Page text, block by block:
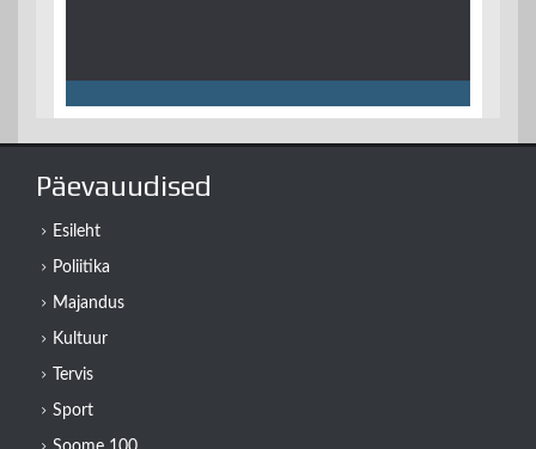
Päevauudised
Esileht
Poliitika
Majandus
Kultuur
Tervis
Sport